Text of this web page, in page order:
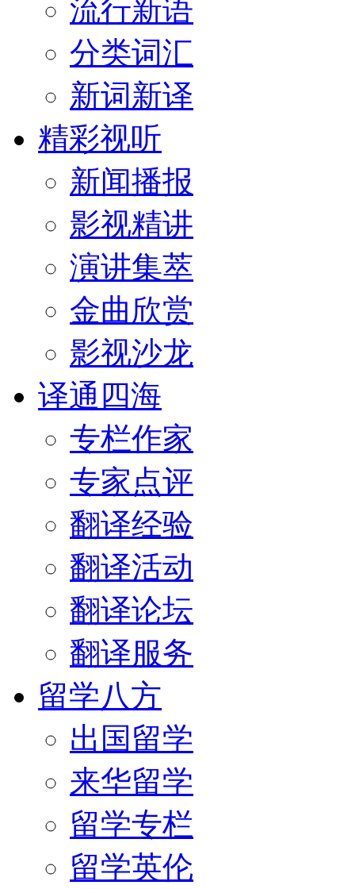
流行新语
分类词汇
新词新译
精彩视听
新闻播报
影视精讲
演讲集萃
金曲欣赏
影视沙龙
译通四海
专栏作家
专家点评
翻译经验
翻译活动
翻译论坛
翻译服务
留学八方
出国留学
来华留学
留学专栏
留学英伦